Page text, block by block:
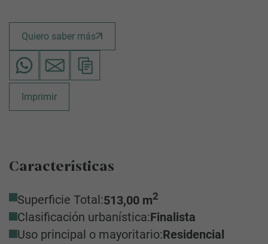
Quiero saber más
Imprimir
Características
Superficie Total:513,00 m2
Clasificación urbanística:Finalista
Uso principal o mayoritario:Residencial